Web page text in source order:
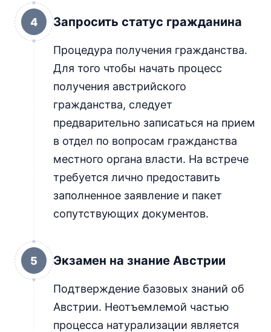
4 Запросить статус гражданина
Процедура получения гражданства.
Для того чтобы начать процесс
получения австрийского
гражданства, следует
предварительно записаться на прием
в отдел по вопросам гражданства
местного органа власти. На встрече
требуется лично предоставить
заполненное заявление и пакет
сопутствующих документов.
5 Экзамен на знание Австрии
Подтверждение базовых знаний об
Австрии. Неотъемлемой частью
процесса натурализации является